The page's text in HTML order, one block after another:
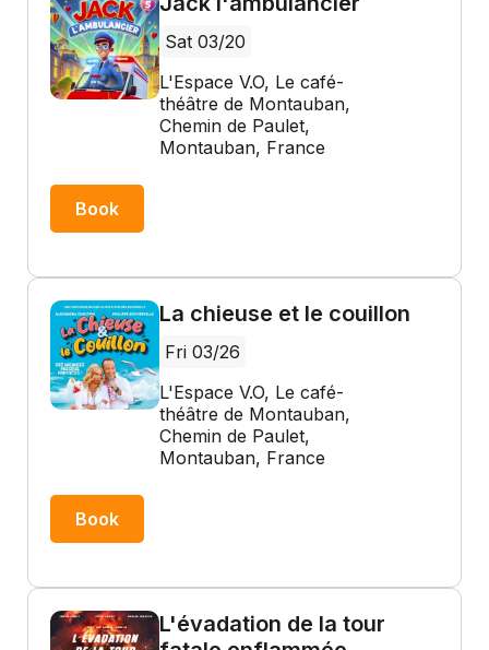
Sat 03/20
L'Espace V.O, Le café-
théâtre de Montauban,
Chemin de Paulet,
Montauban, France
Book
La chieuse et le couillon
Fri 03/26
L'Espace V.O, Le café-
théâtre de Montauban,
Chemin de Paulet,
Montauban, France
Book
L'évadation de la tour